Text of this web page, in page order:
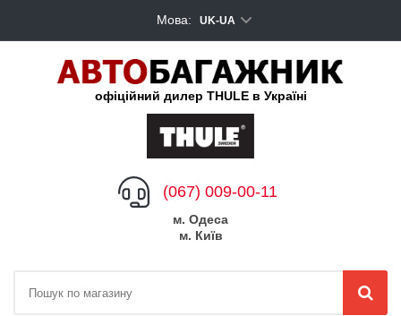
Мова: UK-UA
офіційний дилер THULE в Україні
(067) 009-00-11
м. Одеса
м. Київ